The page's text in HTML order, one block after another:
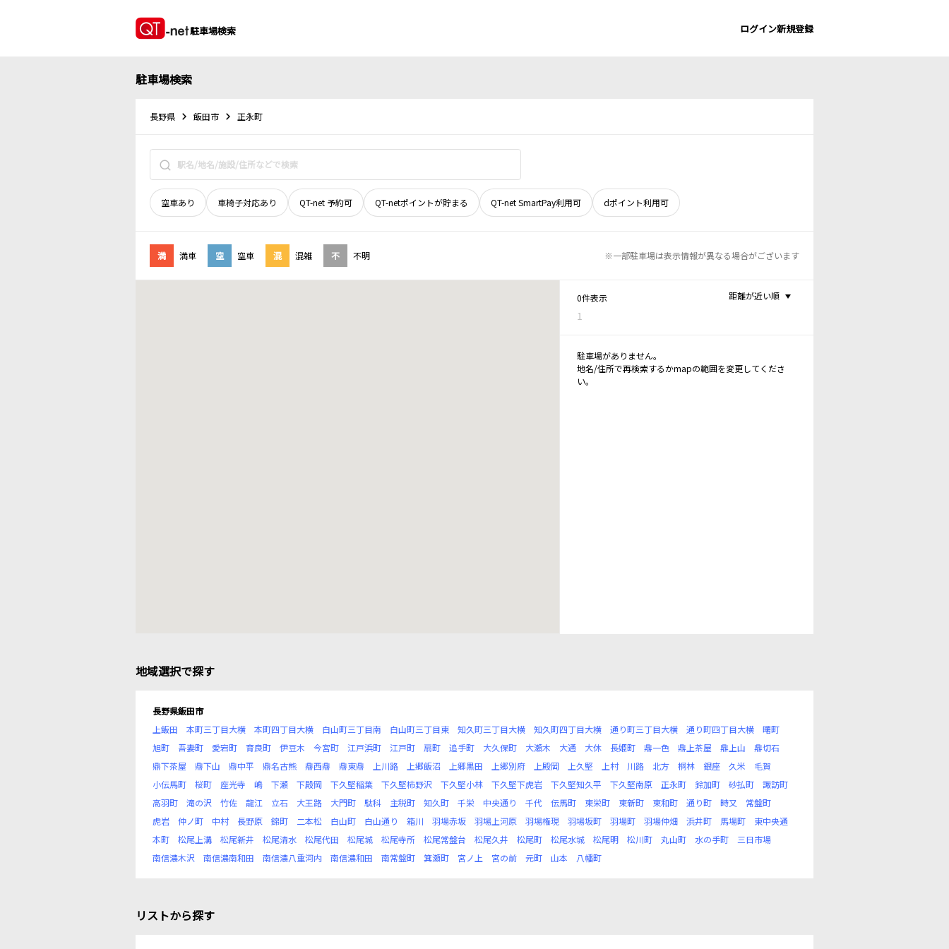
駐車場検索 ログイン新規登録
駐車場検索
長野県 飯田市 正永町
空車あり 車椅子対応あり QT-net 予約可 QT-netポイントが貯まる QT-net SmartPay利用可 dポイント利用可
満 満車 空 空車 混 混雑 不 不明 ※一部駐車場は表示情報が異なる場合がございます
0件表示
1
距離が近い順
駐車場がありません。
地名/住所で再検索するかmapの範囲を変更してくださ
い。
地域選択で探す
長野県飯田市
上飯田
本町三丁目大横 本町四丁目大横 白山町三丁目南 白山町三丁目東 知久町三丁目大横 知久町四丁目大横 通り町三丁目大横 通り町四丁目大横
曙町
旭町
吾妻町 愛宕町 育良町 伊豆木 今宮町 江戸浜町 江戸町 扇町 追手町 大久保町 大瀬木 大通 大休 長姫町 鼎一色 鼎上茶屋 鼎上山
鼎切石
鼎下茶屋
鼎下山 鼎中平 鼎名古熊 鼎西鼎 鼎東鼎 上川路 上郷飯沼 上郷黒田 上郷別府 上殿岡 上久堅 上村 川路 北方 桐林 銀座 久米
毛賀
小伝馬町
桜町 座光寺 嶋 下瀬 下殿岡 下久堅稲葉 下久堅柿野沢 下久堅小林 下久堅下虎岩 下久堅知久平 下久堅南原 正永町 鈴加町 砂払町
諏訪町
高羽町
滝の沢 竹佐 龍江 立石 大王路 大門町 駄科 主税町 知久町 千栄 中央通り 千代 伝馬町 東栄町 東新町 東和町 通り町 時又
常盤町
虎岩
仲ノ町 中村 長野原 錦町 二本松 白山町 白山通り 箱川 羽場赤坂 羽場上河原 羽場権現 羽場坂町 羽場町 羽場仲畑 浜井町 馬場町
東中央通
本町
松尾上溝 松尾新井 松尾清水 松尾代田 松尾城 松尾寺所 松尾常盤台 松尾久井 松尾町 松尾水城 松尾明 松川町 丸山町 水の手町
三日市場
南信濃木沢
南信濃南和田 南信濃八重河内 南信濃和田 南常盤町 箕瀬町 宮ノ上 宮の前 元町 山本 八幡町
リストから探す